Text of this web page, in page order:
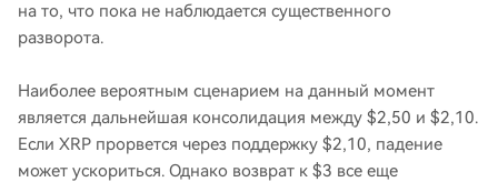
на то, что пока не наблюдается существенного
разворота.
Наиболее вероятным сценарием на данный момент
является дальнейшая консолидация между $2,50 и $2,10.
Если XRP прорвется через поддержку $2,10, падение
может ускориться. Однако возврат к $3 все еще